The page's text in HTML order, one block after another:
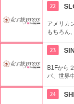
豊かな時
22
アメリカ
もちろん
フェをオ
23
B1Fから
パ、世界
り、心も
24